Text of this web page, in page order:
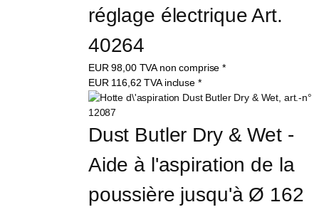
réglage électrique Art.
40264
EUR98,00 TVA non comprise *
EUR 116,62TVA incluse *
Dust Butler Dry & Wet -
Aide à l'aspiration de la
poussière jusqu'à Ø 162